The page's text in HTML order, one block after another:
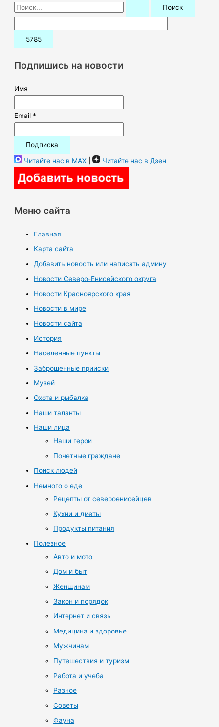
П
о
и
:Подпишись на новости
Имя
Email *
Читайте нас в MAX | Читайте нас в Дзен
Меню сайта
Главная
Карта сайта
Добавить новость или написать админу
Новости Северо-Енисейского округа
Новости Красноярского края
Новости в мире
Новости сайта
История
Населенные пункты
Заброшенные прииски
Музей
Охота и рыбалка
Наши таланты
Наши лица
Наши герои
Почетные граждане
Поиск людей
Немного о еде
Рецепты от североенисейцев
Кухни и диеты
Продукты питания
Полезное
Авто и мото
Дом и быт
Женщинам
Закон и порядок
Интернет и связь
Медицина и здоровье
Мужчинам
Путешествия и туризм
Работа и учеба
Разное
Советы
Фауна